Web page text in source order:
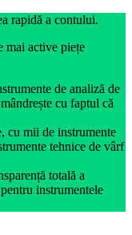
rapidă a contului.
mai active piețe
de analiză de
cu faptul că
cu mii de instrumente
tehnice de vârf
totală a
instrumentele